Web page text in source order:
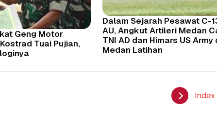
Geng Motor
Tuai Pujian,
Dalam Sejarah Pesawat C-
AU, Angkut Artileri Medan
TNI AD dan Himars US Army
Medan Latihan